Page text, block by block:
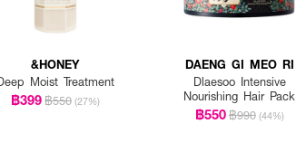
&HONEY
Moist Treatment
฿399฿550 (27%)
DAENG GI MEO RI
Dlaesoo Intensive
Nourishing Hair Pack
฿550฿990 (44%)